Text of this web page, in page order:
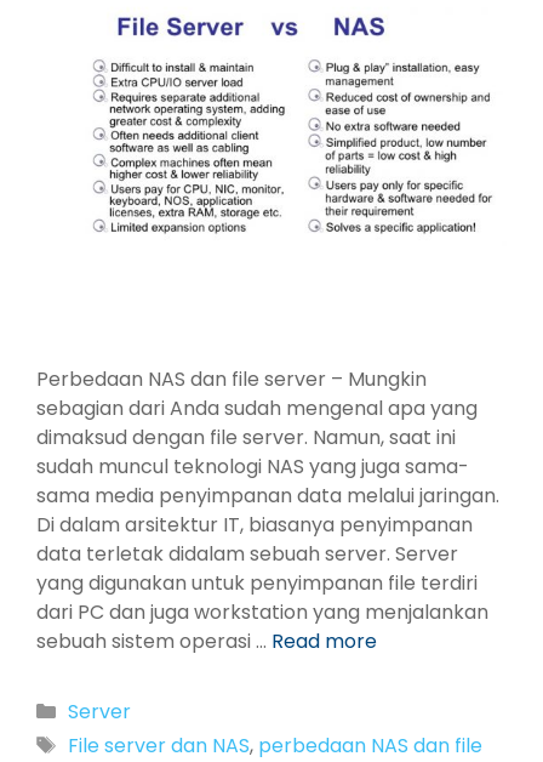
Perbedaan NAS dan file server – Mungkin
sebagian dari Anda sudah mengenal apa yang
dimaksud dengan file server. Namun, saat ini
sudah muncul teknologi NAS yang juga sama-
sama media penyimpanan data melalui jaringan.
Di dalam arsitektur IT, biasanya penyimpanan
data terletak didalam sebuah server. Server
yang digunakan untuk penyimpanan file terdiri
dari PC dan juga workstation yang menjalankan
sebuah sistem operasi … Read more
Categories
Server
Tags
File server dan NAS, perbedaan NAS dan file